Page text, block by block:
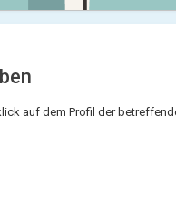
auf dem Profil der